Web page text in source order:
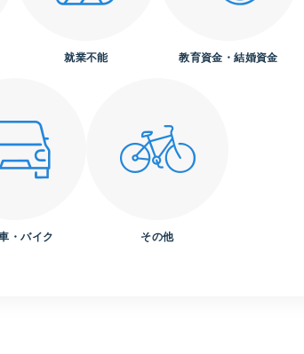
就業不能 教育資金 ・結婚資金
・バイク その他